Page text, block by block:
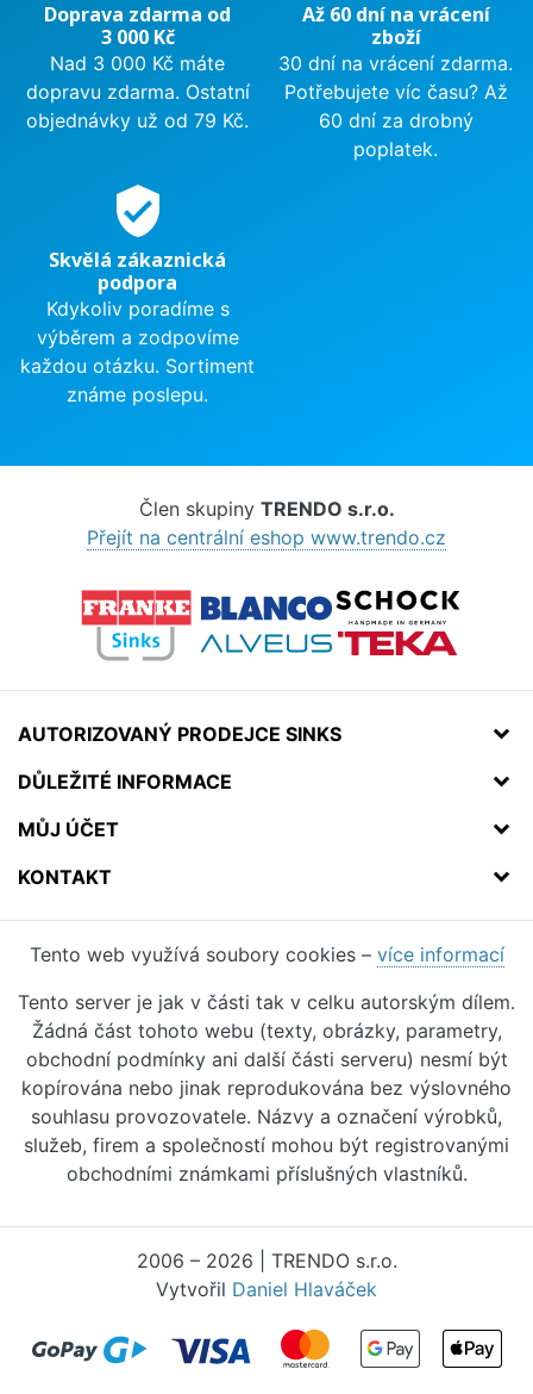
Doprava zdarma od
3 000 Kč
Nad 3 000 Kč máte
dopravu zdarma. Ostatní
objednávky už od 79 Kč.
Až 60 dní na vrácení
zboží
30 dní na vrácení zdarma.
Potřebujete víc času? Až
60 dní za drobný
poplatek.
verified_user
Skvělá zákaznická
podpora
Kdykoliv poradíme s
výběrem a zodpovíme
každou otázku. Sortiment
známe poslepu.
Člen skupiny TRENDO s.r.o.
Přejít na centrální eshop www.trendo.cz
AUTORIZOVANÝ PRODEJCE SINKS
DŮLEŽITÉ INFORMACE
MŮJ ÚČET
KONTAKT
Tento web využívá soubory cookies – více informací
Tento server je jak v části tak v celku autorským dílem.
Žádná část tohoto webu (texty, obrázky, parametry,
obchodní podmínky ani další části serveru) nesmí být
kopírována nebo jinak reprodukována bez výslovného
souhlasu provozovatele. Názvy a označení výrobků,
služeb, firem a společností mohou být registrovanými
obchodními známkami příslušných vlastníků.
2006 – 2026 | TRENDO s.r.o.
Vytvořil Daniel Hlaváček